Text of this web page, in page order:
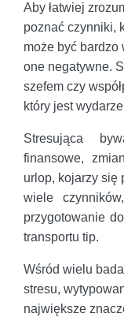
Aby łatwiej
poznać czynniki,
może być bardzo
one negatywne.
szefem czy
który jest
Stresująca
finansowe,
urlop, kojarzy się
wiele
przygotowanie
transportu tip.
Wśród wielu
stresu,
największe